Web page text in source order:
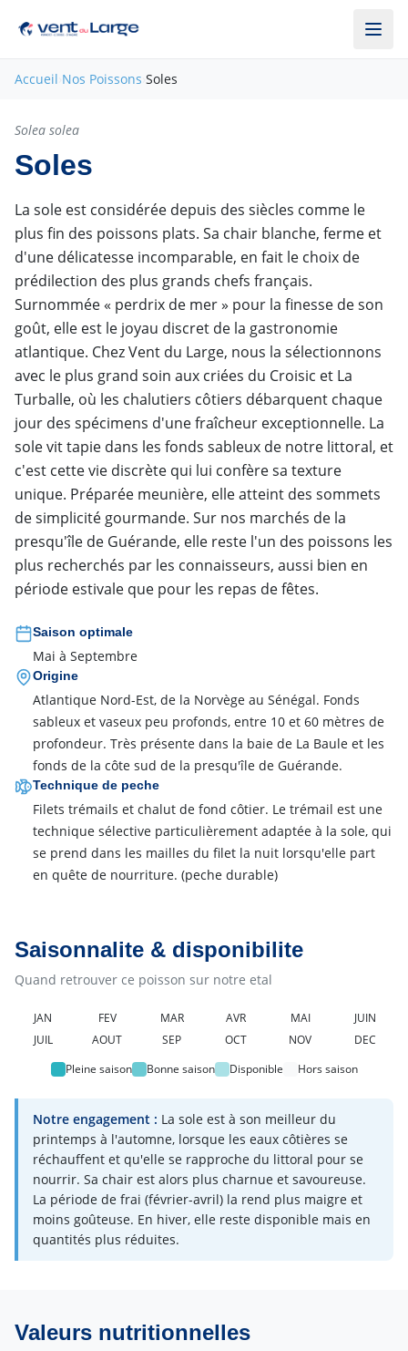
Accueil Nos Poissons Soles
Produit Noble
Pleine saison
Solea solea
Soles
La sole est considérée depuis des siècles comme le
plus fin des poissons plats. Sa chair blanche, ferme et
d'une délicatesse incomparable, en fait le choix de
prédilection des plus grands chefs français.
Surnommée « perdrix de mer » pour la finesse de son
goût, elle est le joyau discret de la gastronomie
atlantique. Chez Vent du Large, nous la sélectionnons
avec le plus grand soin aux criées du Croisic et La
Turballe, où les chalutiers côtiers débarquent chaque
jour des spécimens d'une fraîcheur exceptionnelle. La
sole vit tapie dans les fonds sableux de notre littoral, et
c'est cette vie discrète qui lui confère sa texture
unique. Préparée meunière, elle atteint des sommets
de simplicité gourmande. Sur nos marchés de la
presqu'île de Guérande, elle reste l'un des poissons les
plus recherchés par les connaisseurs, aussi bien en
période estivale que pour les repas de fêtes.
Saison optimale
Mai à Septembre
Origine
Atlantique Nord-Est, de la Norvège au Sénégal. Fonds
sableux et vaseux peu profonds, entre 10 et 60 mètres de
profondeur. Très présente dans la baie de La Baule et les
fonds de la côte sud de la presqu'île de Guérande.
Technique de peche
Filets trémails et chalut de fond côtier. Le trémail est une
technique sélective particulièrement adaptée à la sole, qui
se prend dans les mailles du filet la nuit lorsqu'elle part
en quête de nourriture. (peche durable)
Saisonnalite & disponibilite
Quand retrouver ce poisson sur notre etal
JAN FEV MAR AVR MAI
JUIN
JUIL
AOUT SEP OCT NOV
DEC
Pleine saison
Bonne saison Disponible Hors saison
Notre engagement : La sole est à son meilleur du
printemps à l'automne, lorsque les eaux côtières se
réchauffent et qu'elle se rapproche du littoral pour se
nourrir. Sa chair est alors plus charnue et savoureuse.
La période de frai (février-avril) la rend plus maigre et
moins goûteuse. En hiver, elle reste disponible mais en
quantités plus réduites.
Valeurs nutritionnelles